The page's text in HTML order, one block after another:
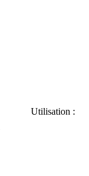
Utilisation :